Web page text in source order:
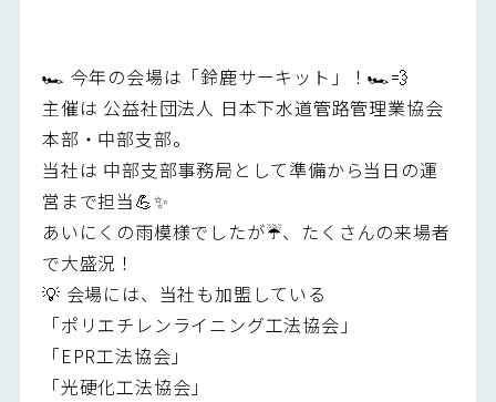
🏎️ 今年の会場は「鈴鹿サーキット」！🏎️💨
主催は 公益社団法人 日本下水道管路管理業協会
本部・中部支部。
当社は 中部支部事務局として準備から当日の運
営まで担当💪✨
あいにくの雨模様でしたが☔、たくさんの来場者
で大盛況！
💡 会場には、当社も加盟している
「ポリエチレンライニング工法協会」
「EPR工法協会」
「光硬化工法協会」